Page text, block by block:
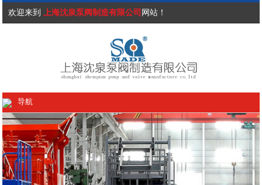
欢迎来到 上海沈泉泵阀制造有限公司 网站！
导航